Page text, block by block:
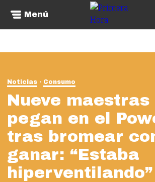
Menú
Noticias Consumo
Nueve maestras
pegan en el
tras bromear
ganar: “Estaba
hiperventilando”